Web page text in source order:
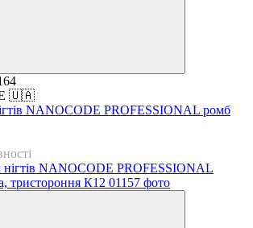
🇺🇦
NANOCODE PROFESSIONAL ромб